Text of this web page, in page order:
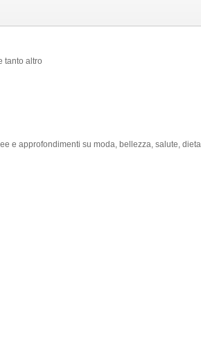
tanto altro
e approfondimenti su moda, bellezza, salute,